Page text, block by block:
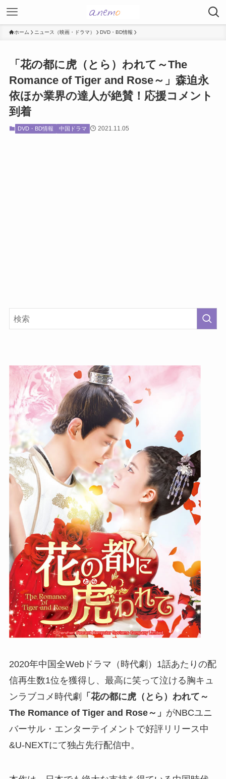
ホーム ニュース（映画・ドラマ） DVD・BD情報
「花の都に虎（とら）われて～The
Romance of Tiger and Rose～」森迫永
依ほか業界の達人が絶賛！応援コメント
到着
DVD・BD情報 中国ドラマ 2021.11.05
2020年中国全Webドラマ（時代劇）1話あたりの配
信再生数1位を獲得し、最高に笑って泣ける胸キュ
ンラブコメ時代劇
「花の都に虎（とら）われて～
The Romance of Tiger and Rose～」 がNBCユニ
バーサル・エンターテイメントで好評リリース中
&U-NEXTにて独占先行配信中。